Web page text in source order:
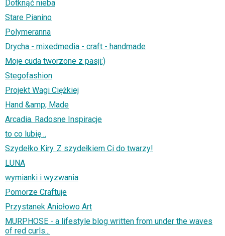
Dotknąć nieba
Stare Pianino
Polymeranna
Drycha - mixedmedia - craft - handmade
Moje cuda tworzone z pasji:)
Stegofashion
Projekt Wagi Ciężkiej
Hand &amp; Made
Arcadia. Radosne Inspiracje
to co lubię ..
Szydełko Kiry. Z szydełkiem Ci do twarzy!
LUNA
wymianki i wyzwania
Pomorze Craftuje
Przystanek Aniołowo Art
MURPHOSE - a lifestyle blog written from under the waves
of red curls...